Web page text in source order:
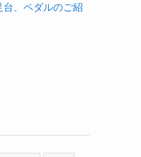
台、ペダルのご紹